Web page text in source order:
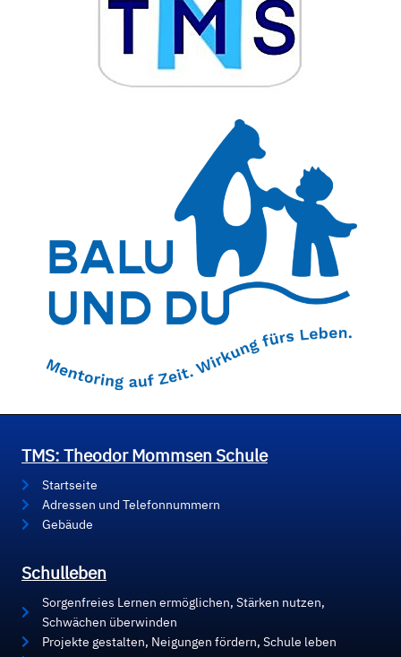
TMS: Theodor Mommsen Schule
Startseite
Adressen und Telefonnummern
Gebäude
Schulleben
Sorgenfreies Lernen ermöglichen, Stärken nutzen,
Schwächen überwinden
Projekte gestalten, Neigungen fördern, Schule leben